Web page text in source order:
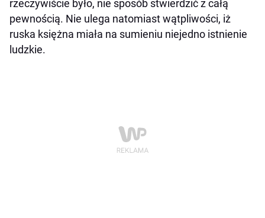
rzeczywiście było, nie sposób stwierdzić z całą
pewnością. Nie ulega natomiast wątpliwości, iż
ruska księżna miała na sumieniu niejedno istnienie
ludzkie.